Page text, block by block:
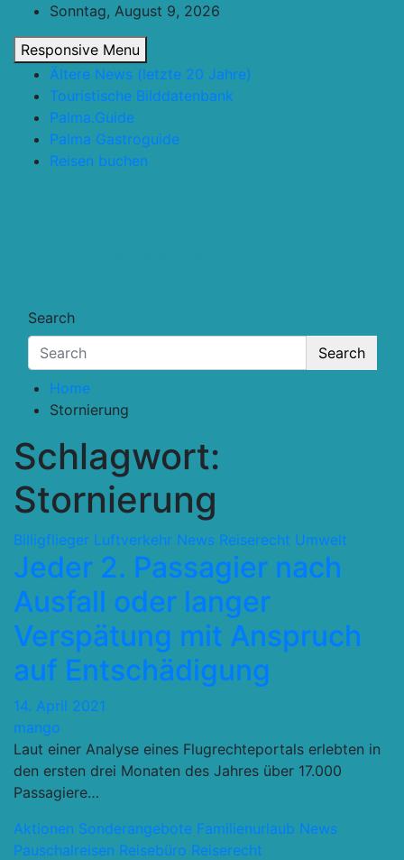
content
Sonntag, August 9, 2026
Responsive Menu
Ältere News (letzte 20 Jahre)
Touristische Bilddatenbank
Palma.Guide
Palma Gastroguide
Reisen buchen
Search
Search
Home
Stornierung
Schlagwort:
Stornierung
Billigflieger Luftverkehr News Reiserecht Umwelt
Jeder 2. Passagier nach
Ausfall oder langer
Verspätung mit Anspruch
auf Entschädigung
14. April 2021
mango
Laut einer Analyse eines Flugrechteportals erlebten in
den ersten drei Monaten des Jahres über 17.000
Passagiere…
Aktionen Sonderangebote Familienurlaub News
Pauschalreisen Reisebüro Reiserecht